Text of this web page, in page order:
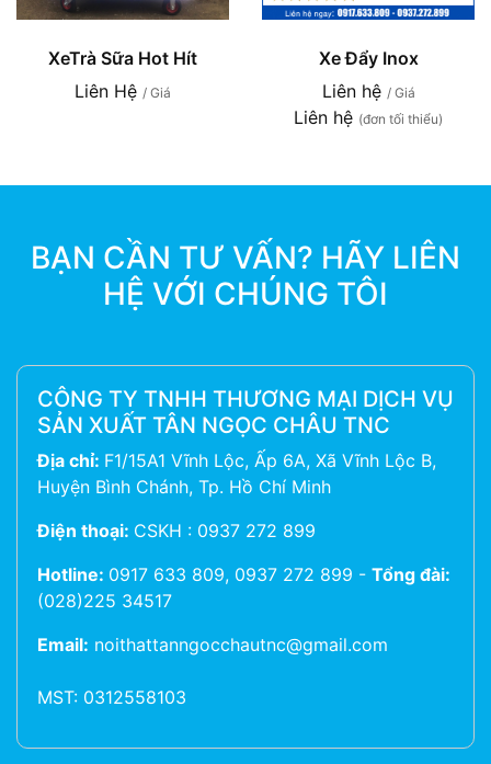
XeTrà Sữa Hot Hít
Liên Hệ / Giá
Xe Đẩy Inox
Liên hệ / Giá
Liên hệ (đơn tối thiểu)
BẠN CẦN TƯ VẤN? HÃY LIÊN
HỆ VỚI CHÚNG TÔI
CÔNG TY TNHH THƯƠNG MẠI DỊCH VỤ
SẢN XUẤT TÂN NGỌC CHÂU TNC
Địa chỉ: F1/15A1 Vĩnh Lộc, Ấp 6A, Xã Vĩnh Lộc B,
Huyện Bình Chánh, Tp. Hồ Chí Minh
Điện thoại: CSKH : 0937 272 899
Hotline: 0917 633 809, 0937 272 899 - Tổng đài:
(028)225 34517
Email: noithattanngocchautnc@gmail.com
MST: 0312558103